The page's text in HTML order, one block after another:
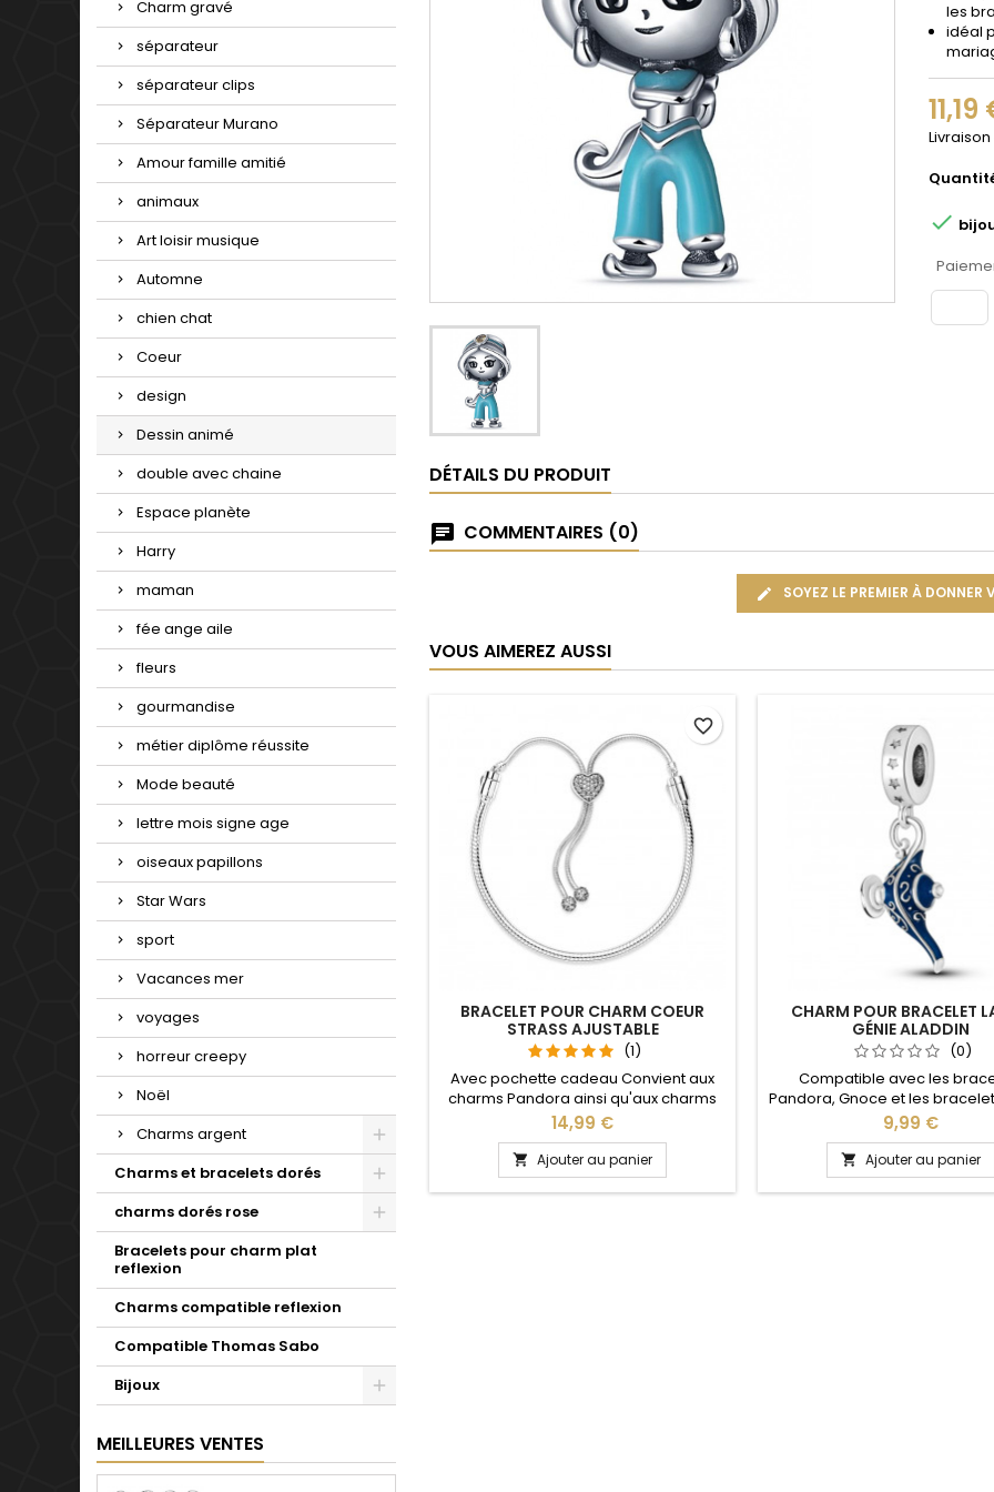
Charm gravé
séparateur
séparateur clips
Séparateur Murano
Amour famille amitié
animaux
Art loisir musique
Automne
chien chat
Coeur
design
Dessin animé
double avec chaine
Espace planète
Harry
maman
fée ange aile
fleurs
gourmandise
métier diplôme réussite
Mode beauté
lettre mois signe age
oiseaux papillons
Star Wars
sport
Vacances mer
voyages
horreur creepy
Noël
Charms argent
Charms et bracelets dorés
charms dorés rose
Bracelets pour charm plat
reflexion
Charms compatible reflexion
Compatible Thomas Sabo
Bijoux
MEILLEURES VENTES
les
idéal
11,19

DÉTAILS DU PRODUIT
COMMENTAIRES (0)
SOYEZ LE PREMIER À DONNER
VOUS AIMEREZ AUSSI
BRACELET POUR CHARM COEUR
STRASS AJUSTABLE
(1)
Avec pochette cadeau Convient aux
charms Pandora ainsi qu'aux charms
de notre site idéal pour : Noël, Saint
Valentin, anniversaire, anniversaire de
mariage La partie ajustable se détache
d'un coté pour passer les charms par
simple pression sur le bouton Ajustable
Prix
14,99 €
 Ajouter au panier
favorite_border
CHARM POUR BRACELET
GÉNIE ALADDIN
(0)
Compatible avec les
Pandora, Gnoce et les
de notre site idéal pour : Noël,
Valentin, anniversaire,
mariage
Prix
9,99 €
 Ajouter au panier